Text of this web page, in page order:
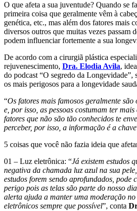
O que afeta a sua juventude? Quando se
primeira coisa que geralmente vêm à
genética, etc., mas além dos fatores mais
diversos outros que muitas vezes passam
podem influenciar fortemente a sua
De acordo com a cirurgiã plástica
rejuvenescimento, Dra. Elodia Avila,
do podcast “O segredo da Longevidade”,
os mais perigosos para a longevidade
“Os fatores mais famosos geralmente são
e, por isso, as pessoas costumam ter
fatores que não são tão conhecidos te
perceber, por isso, a informação é a chave
5 coisas que você não fazia ideia que
01 – Luz eletrônica: “Já existem estudos
negativa da chamada luz azul na sua
estudos forem sendo aprofundados, pode
perigo pois as telas são parte do nosso
alerta ajuda a manter uma moderação no
eletrônicos sempre que possível”, conta